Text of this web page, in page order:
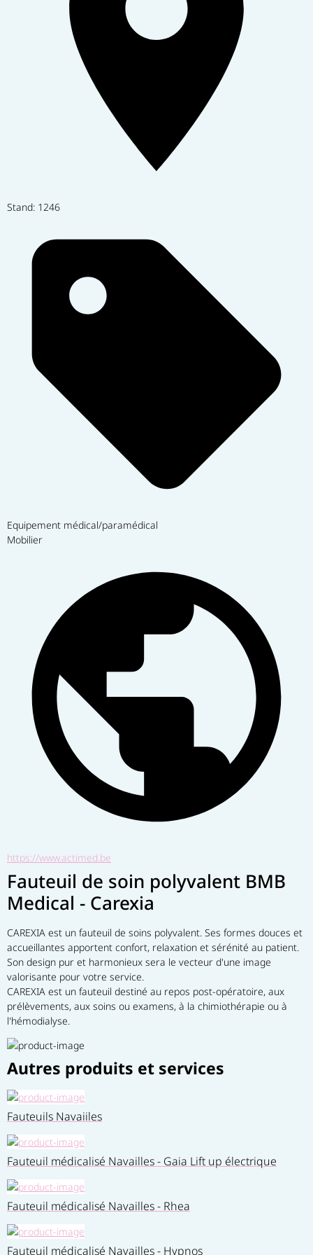
Stand: 1246
Equipement médical/paramédical
Mobilier
https://www.actimed.be
Fauteuil de soin polyvalent BMB
Medical - Carexia
CAREXIA est un fauteuil de soins polyvalent. Ses formes douces et
accueillantes apportent confort, relaxation et sérénité au patient.
Son design pur et harmonieux sera le vecteur d'une image
valorisante pour votre service.
CAREXIA est un fauteuil destiné au repos post-opératoire, aux
prélèvements, aux soins ou examens, à la chimiothérapie ou à
l'hémodialyse.
Autres produits et services
Fauteuils Navaiiles
Fauteuil médicalisé Navailles - Gaia Lift up électrique
Fauteuil médicalisé Navailles - Rhea
Fauteuil médicalisé Navailles - Hypnos